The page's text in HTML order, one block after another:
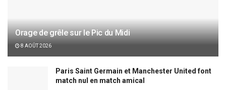
Orage de grêle sur le Pic du Midi
8 AOÛT 2026
Paris Saint Germain et Manchester United font
match nul en match amical